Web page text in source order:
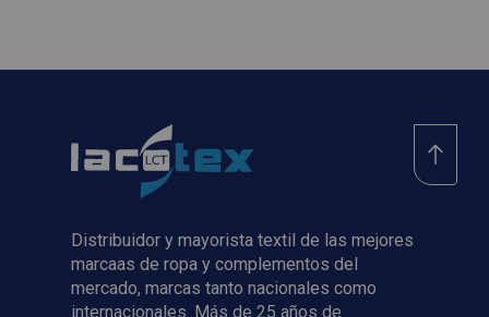
Distribuidor y mayorista textil de las mejores
marcaas de ropa y complementos del
mercado, marcas tanto nacionales como
internacionales. Más de 25 años de